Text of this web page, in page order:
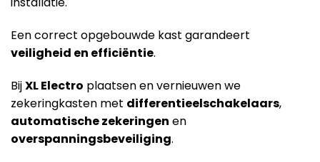
Een correct opgebouwde kast garandeert
veiligheid en efficiëntie.
BijXL Electro plaatsen en vernieuwen we
zekeringkasten met differentieelschakelaars,
automatische zekeringen en
overspanningsbeveiliging.